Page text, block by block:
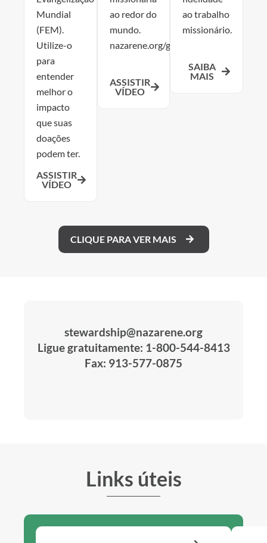
Mundial
(FEM).
Utilize-o
para
entender
melhor o
impacto
que suas
doações
podem ter.
ASSISTIR
VÍDEO
ao redor do
mundo.
nazarene.org/give
ASSISTIR
VÍDEO
ao trabalho
missionário.
SAIBA
MAIS
CLIQUE PARA VER MAIS
stewardship@nazarene.org
Ligue gratuitamente: 1-800-544-8413
Fax: 913-577-0875
Links úteis